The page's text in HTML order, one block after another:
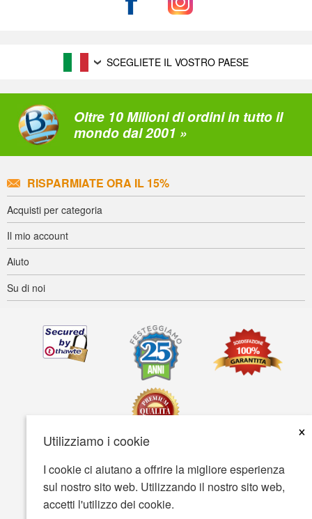
Utilizziamo i cookie
×
I cookie ci aiutano a offrire la migliore esperienza
sul nostro sito web. Utilizzando il nostro sito web,
accetti l'utilizzo dei cookie.
SCEGLIETE IL VOSTRO PAESE
Oltre 10 Milioni di ordini in tutto il
mondo dal 2001 »
RISPARMIATE ORA IL 15%
Acquisti per categoria
Il mio account
Aiuto
Su di noi
Accessibilità Termini d'uso Tutela della privacy
Tutela della sicurezza